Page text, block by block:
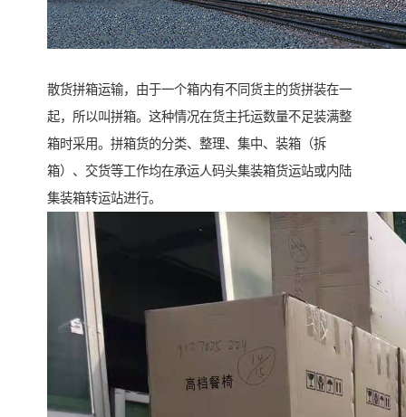
散货拼箱运输，由于一个箱内有不同货主的货拼装在一
起，所以叫拼箱。这种情况在货主托运数量不足装满整
箱时采用。拼箱货的分类、整理、集中、装箱（拆
箱）、交货等工作均在承运人码头集装箱货运站或内陆
集装箱转运站进行。